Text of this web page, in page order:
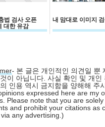
법 검사 오픈
대한 유감
내 맘대로 이미지
- 본 글은 개인적인 의견일 뿐
이 아닙니다. 사실 확인 및 개
인용 역시 금지함을 양해해 주
expressed here are my
Please note that you are
and prohibit your citations as
any advertising.)